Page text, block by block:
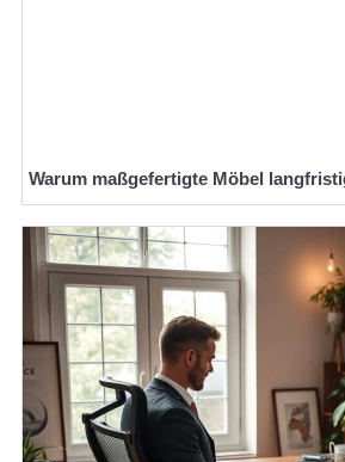
Warum maßgefertigte Möbel